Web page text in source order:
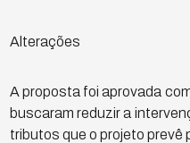
Alterações
A proposta foi aprovada
buscaram reduzir a
tributos que o projeto prevê